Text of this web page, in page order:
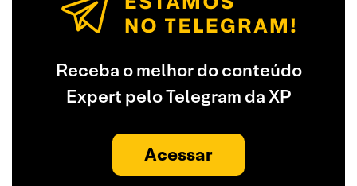
Receba o melhor do conteúdo
Expert pelo Telegram da XP
Acessar